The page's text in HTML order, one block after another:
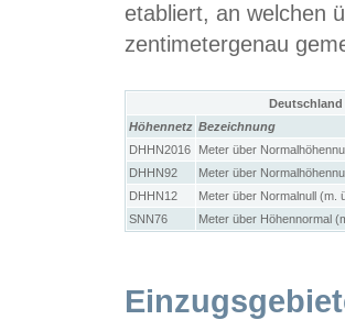
etabliert, an welchen
zentimetergenau
Höhennetz Bezeichnung
DHHN2016
Meter über
DHHN92
Meter über
DHHN12
Meter über Normalnull (m.
SNN76
Meter über Höhennormal